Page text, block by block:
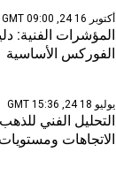
أكتوبر 16 24, 09:00 GMT
المؤشرات الفنية:
الفوركس الأساسية
يوليو 18 24, 15:36 GMT
الاتجاهات